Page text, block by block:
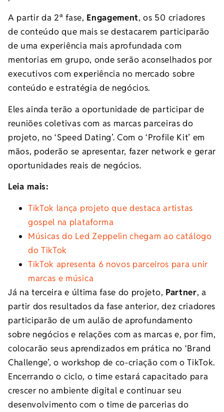
A partir da 2ª fase, Engagement, os 50 criadores
de conteúdo que mais se destacarem participarão
de uma experiência mais aprofundada com
mentorias em grupo, onde serão aconselhados por
executivos com experiência no mercado sobre
conteúdo e estratégia de negócios.
Eles ainda terão a oportunidade de participar de
reuniões coletivas com as marcas parceiras do
projeto, no ‘Speed Dating’. Com o ‘Profile Kit’ em
mãos, poderão se apresentar, fazer network e gerar
oportunidades reais de negócios.
Leia mais:
TikTok lança projeto que destaca artistas
gospel na plataforma
Músicas do Led Zeppelin chegam ao catálogo
do TikTok
TikTok apresenta 6 novos parceiros para unir
marcas e música
Já na terceira e última fase do projeto, Partner, a
partir dos resultados da fase anterior, dez criadores
participarão de um aulão de aprofundamento
sobre negócios e relações com as marcas e, por fim,
colocarão seus aprendizados em prática no ‘Brand
Challenge’, o workshop de co-criação com o TikTok.
Encerrando o ciclo, o time estará capacitado para
crescer no ambiente digital e continuar seu
desenvolvimento com o time de parcerias do